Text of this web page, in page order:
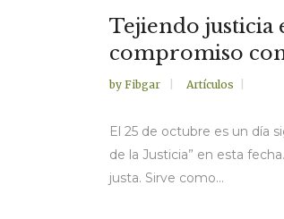
Tejiendo justicia
compromiso
by Fibgar Artículos
El 25 de octubre es un día
de la Justicia” en esta
justa. Sirve como...